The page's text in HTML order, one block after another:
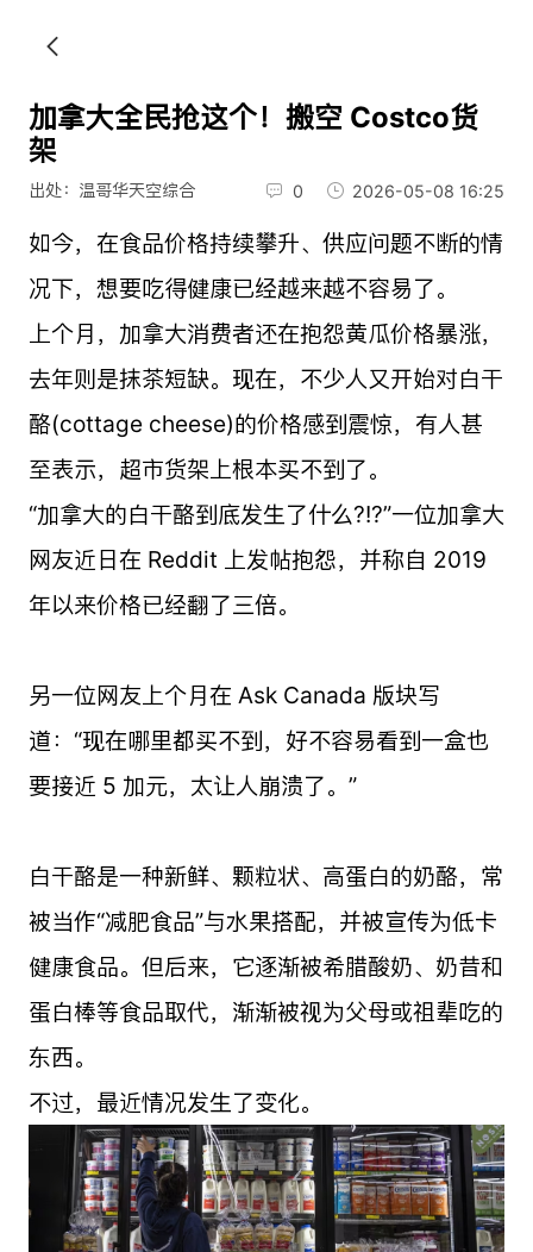
加拿大全民抢这个！搬空 Costco货
架
出处：温哥华天空综合 0 2026-05-08 16:25
如今，在食品价格持续攀升、供应问题不断的情
况下，想要吃得健康已经越来越不容易了。
上个月，加拿大消费者还在抱怨黄瓜价格暴涨，
去年则是抹茶短缺。现在，不少人又开始对白干
酪(cottage cheese)的价格感到震惊，有人甚
至表示，超市货架上根本买不到了。
“加拿大的白干酪到底发生了什么?!?”一位加拿大
网友近日在 Reddit 上发帖抱怨，并称自 2019
年以来价格已经翻了三倍。
另一位网友上个月在 Ask Canada 版块写
道：“现在哪里都买不到，好不容易看到一盒也
要接近 5 加元，太让人崩溃了。”
白干酪是一种新鲜、颗粒状、高蛋白的奶酪，常
被当作“减肥食品”与水果搭配，并被宣传为低卡
健康食品。但后来，它逐渐被希腊酸奶、奶昔和
蛋白棒等食品取代，渐渐被视为父母或祖辈吃的
东西。
不过，最近情况发生了变化。